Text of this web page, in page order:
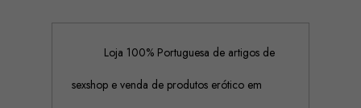
Loja 100% Portuguesa de artigos de
sexshop e venda de produtos erótico em